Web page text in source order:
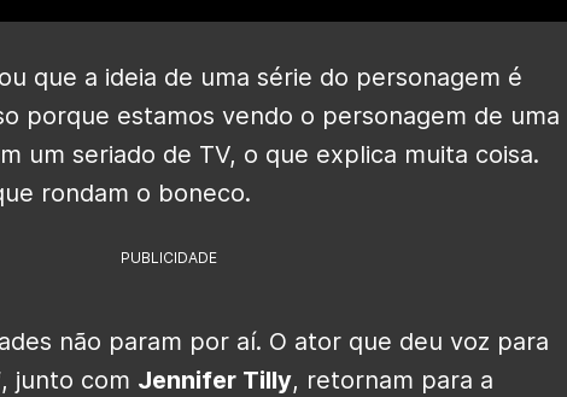
que a ideia de uma série do personagem é
porque estamos vendo o personagem de uma
um seriado de TV, o que explica muita coisa.
rondam o boneco.
PUBLICIDADE
não param por aí. O ator que deu voz para
, junto com Jennifer Tilly, retornam para a